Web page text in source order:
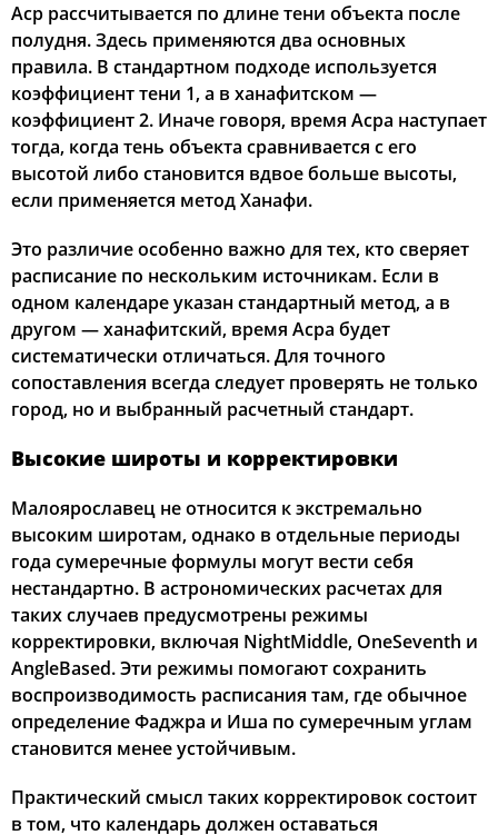
Аср рассчитывается по длине тени объекта после
полудня. Здесь применяются два основных
правила. В стандартном подходе используется
коэффициент тени 1, а в ханафитском —
коэффициент 2. Иначе говоря, время Асра наступает
тогда, когда тень объекта сравнивается с его
высотой либо становится вдвое больше высоты,
если применяется метод Ханафи.
Это различие особенно важно для тех, кто сверяет
расписание по нескольким источникам. Если в
одном календаре указан стандартный метод, а в
другом — ханафитский, время Асра будет
систематически отличаться. Для точного
сопоставления всегда следует проверять не только
город, но и выбранный расчетный стандарт.
Высокие широты и корректировки
Малоярославец не относится к экстремально
высоким широтам, однако в отдельные периоды
года сумеречные формулы могут вести себя
нестандартно. В астрономических расчетах для
таких случаев предусмотрены режимы
корректировки, включая NightMiddle, OneSeventh и
AngleBased. Эти режимы помогают сохранить
воспроизводимость расписания там, где обычное
определение Фаджра и Иша по сумеречным углам
становится менее устойчивым.
Практический смысл таких корректировок состоит
в том, что календарь должен оставаться